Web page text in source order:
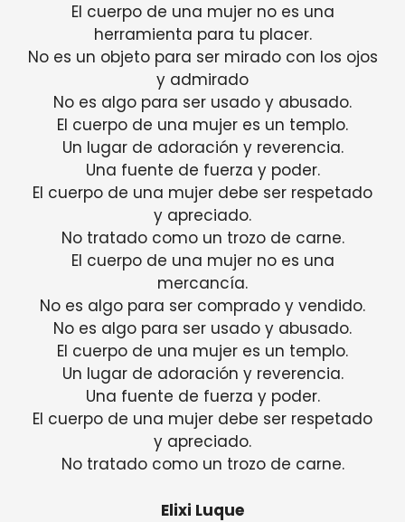
El cuerpo de una mujer no es una
herramienta para tu placer.
No es un objeto para ser mirado con los ojos
y admirado
No es algo para ser usado y abusado.
El cuerpo de una mujer es un templo.
Un lugar de adoración y reverencia.
Una fuente de fuerza y ​​poder.
El cuerpo de una mujer debe ser respetado
y apreciado.
No tratado como un trozo de carne.
El cuerpo de una mujer no es una
mercancía.
No es algo para ser comprado y vendido.
No es algo para ser usado y abusado.
El cuerpo de una mujer es un templo.
Un lugar de adoración y reverencia.
Una fuente de fuerza y ​​poder.
El cuerpo de una mujer debe ser respetado
y apreciado.
No tratado como un trozo de carne.
Elixi Luque